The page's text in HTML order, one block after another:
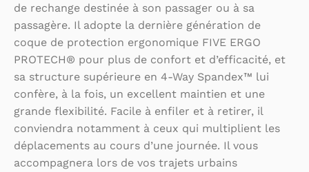
de rechange destinée à son passager ou à sa
passagère. Il adopte la dernière génération de
coque de protection ergonomique FIVE ERGO
PROTECH® pour plus de confort et d’efficacité, et
sa structure supérieure en 4-Way Spandex™ lui
confère, à la fois, un excellent maintien et une
grande flexibilité. Facile à enfiler et à retirer, il
conviendra notamment à ceux qui multiplient les
déplacements au cours d’une journée. Il vous
accompagnera lors de vos trajets urbains